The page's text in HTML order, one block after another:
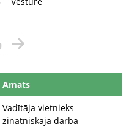
Amats
Vadītāja vietnieks
zinātniskajā darbā